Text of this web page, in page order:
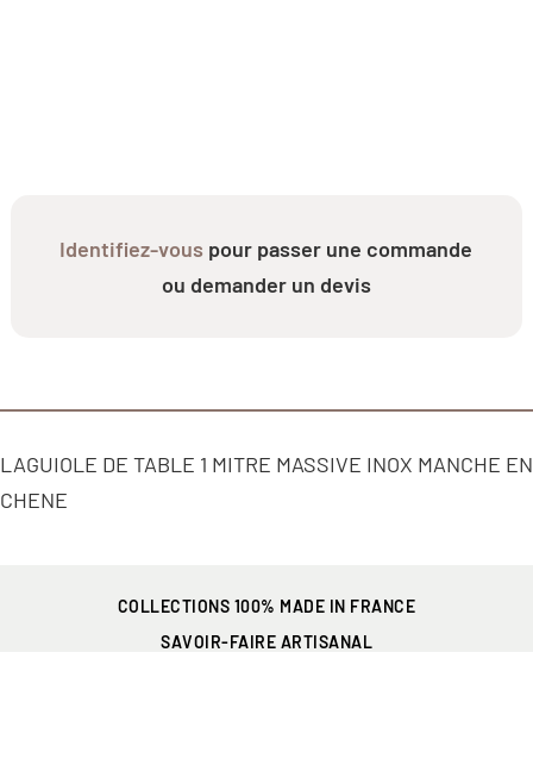
Identifiez-vous pour passer une commande
ou demander un devis
LAGUIOLE DE TABLE 1 MITRE MASSIVE INOX MANCHE EN
CHENE
COLLECTIONS 100% MADE IN FRANCE
SAVOIR-FAIRE ARTISANAL